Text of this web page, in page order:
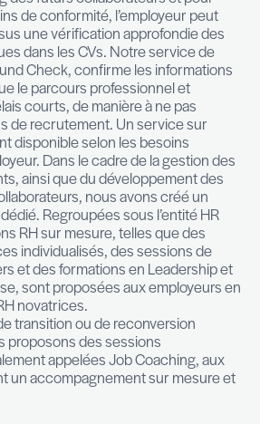
long du cycle de vie
commençant par le
avec notre entité THE
de recrutement dites
et les métiers en
des futurs collaborateurs
de conformité,
une vérification
dans les CVs. Notre
Check, confirme les
que le parcours
délais courts, de manière à ne
de recrutement. Un
disponible selon les
Dans le cadre de la
ainsi que du
collaborateurs, nous avons
dédié. Regroupées sous